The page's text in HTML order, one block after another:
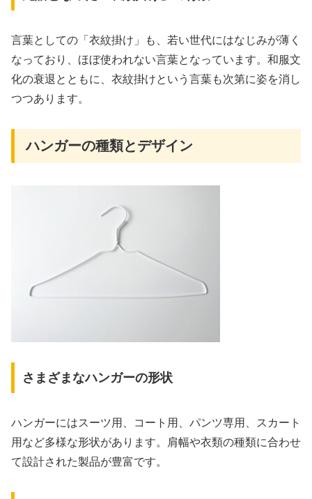
言葉としての「衣紋掛け」も、若い世代にはなじみが薄く
なっており、ほぼ使われない言葉となっています。和服文
化の衰退とともに、衣紋掛けという言葉も次第に姿を消し
つつあります。
ハンガーの種類とデザイン
さまざまなハンガーの形状
ハンガーにはスーツ用、コート用、パンツ専用、スカート
用など多様な形状があります。肩幅や衣類の種類に合わせ
て設計された製品が豊富です。